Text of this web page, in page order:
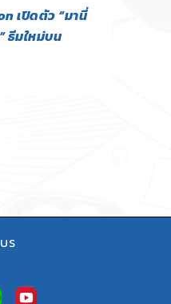
เปิดตัว “มานี่
ธีมใหม่บน